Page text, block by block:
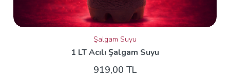
Şalgam Suyu
1 LT Acılı Şalgam Suyu
919,00 TL